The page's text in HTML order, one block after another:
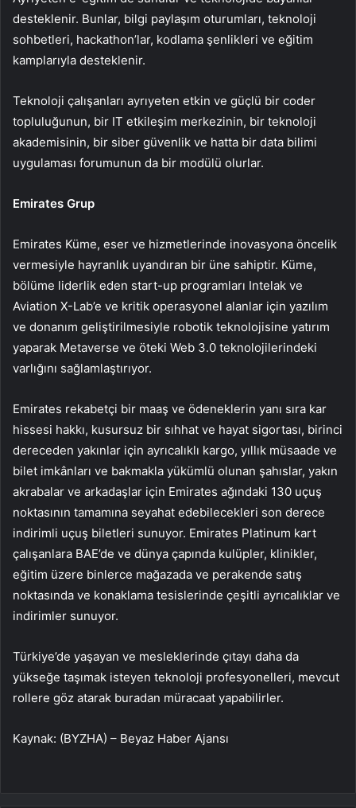
desteklenir. Bunlar, bilgi paylaşım oturumları, teknoloji
sohbetleri, hackathon’lar, kodlama şenlikleri ve eğitim
kamplarıyla desteklenir.
Teknoloji çalışanları ayrıyeten etkin ve güçlü bir coder
topluluğunun, bir IT etkileşim merkezinin, bir teknoloji
akademisinin, bir siber güvenlik ve hatta bir data bilimi
uygulaması forumunun da bir modülü olurlar.
Emirates Grup
Emirates Küme, eser ve hizmetlerinde inovasyona öncelik
vermesiyle hayranlık uyandıran bir üne sahiptir. Küme,
bölüme liderlik eden start-up programları Intelak ve
Aviation X-Lab’e ve kritik operasyonel alanlar için yazılım
ve donanım geliştirilmesiyle robotik teknolojisine yatırım
yaparak Metaverse ve öteki Web 3.0 teknolojilerindeki
varlığını sağlamlaştırıyor.
Emirates rekabetçi bir maaş ve ödeneklerin yanı sıra kar
hissesi hakkı, kusursuz bir sıhhat ve hayat sigortası, birinci
dereceden yakınlar için ayrıcalıklı kargo, yıllık müsaade ve
bilet imkânları ve bakmakla yükümlü olunan şahıslar, yakın
akrabalar ve arkadaşlar için Emirates ağındaki 130 uçuş
noktasının tamamına seyahat edebilecekleri son derece
indirimli uçuş biletleri sunuyor. Emirates Platinum kart
çalışanlara BAE’de ve dünya çapında kulüpler, klinikler,
eğitim üzere binlerce mağazada ve perakende satış
noktasında ve konaklama tesislerinde çeşitli ayrıcalıklar ve
indirimler sunuyor.
Türkiye’de yaşayan ve mesleklerinde çıtayı daha da
yükseğe taşımak isteyen teknoloji profesyonelleri, mevcut
rollere göz atarak buradan müracaat yapabilirler.
Kaynak: (BYZHA) – Beyaz Haber Ajansı